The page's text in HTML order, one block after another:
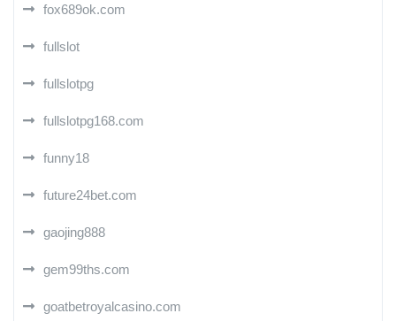
fox689ok.com
fullslot
fullslotpg
fullslotpg168.com
funny18
future24bet.com
gaojing888
gem99ths.com
goatbetroyalcasino.com